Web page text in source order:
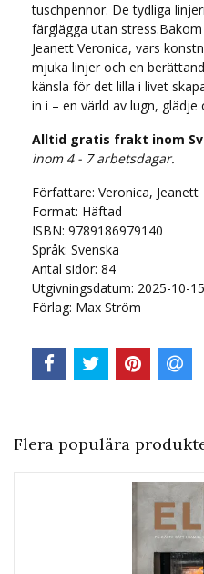
tuschpennor. De tydliga
färglägga utan
Jeanett Veronica, vars
mjuka linjer och en
känsla för det lilla i livet
in i – en värld av lugn, glädje
Alltid gratis frakt inom
inom 4 - 7 arbetsdagar.
Författare: Veronica, Jeanett
Format: Häftad
ISBN: 9789186979140
Språk: Svenska
Antal sidor: 84
Utgivningsdatum: 2025-10-15
Förlag: Max Ström
Flera populära